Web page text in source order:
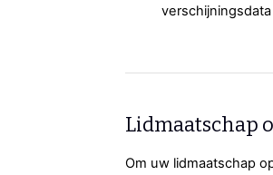
Lidmaatschap
Om uw lidmaatschap